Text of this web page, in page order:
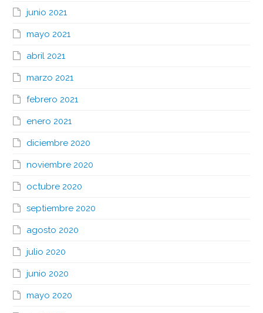
junio 2021
mayo 2021
abril 2021
marzo 2021
febrero 2021
enero 2021
diciembre 2020
noviembre 2020
octubre 2020
septiembre 2020
agosto 2020
julio 2020
junio 2020
mayo 2020